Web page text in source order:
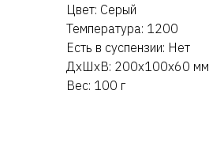
Цвет: Серый
Температура: 1200
Есть в суспензии: Нет
ДxШxВ: 200x100x60 мм
Вес: 100 г